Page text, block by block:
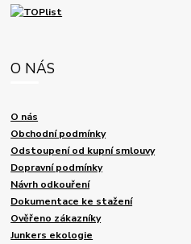
O NÁS
O nás
Obchodní podmínky
Odstoupení od kupní smlouvy
Dopravní podmínky
Návrh odkouření
Dokumentace ke stažení
Ověřeno zákazníky
Junkers ekologie